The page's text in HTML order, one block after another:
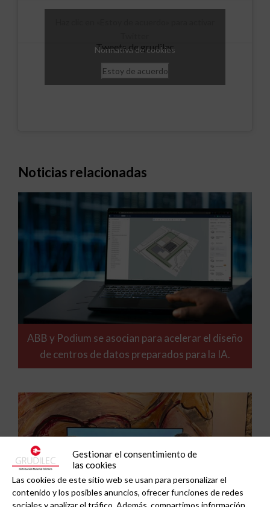
Gestionar el consentimiento de
las cookies
Las cookies de este sitio web se usan para personalizar el
contenido y los posibles anuncios, ofrecer funciones de redes
sociales y analizar el tráfico. Además, compartimos información
Tweets de grudilec
Normativa de cookies
Estoy de acuerdo
Noticias relacionadas
ABB y Podium se asocian para acelerar el diseño
de centros de datos preparados para la IA.